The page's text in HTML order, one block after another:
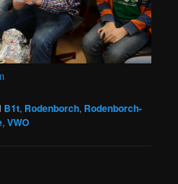
B1t, Rodenborch, Rodenborch-
,VWO